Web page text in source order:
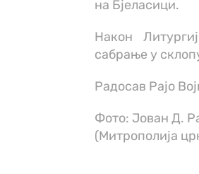
на Бјеласици.
Након
сабрање у
Радосав Рајо
Фото: Јован Д.
(Митрополиja